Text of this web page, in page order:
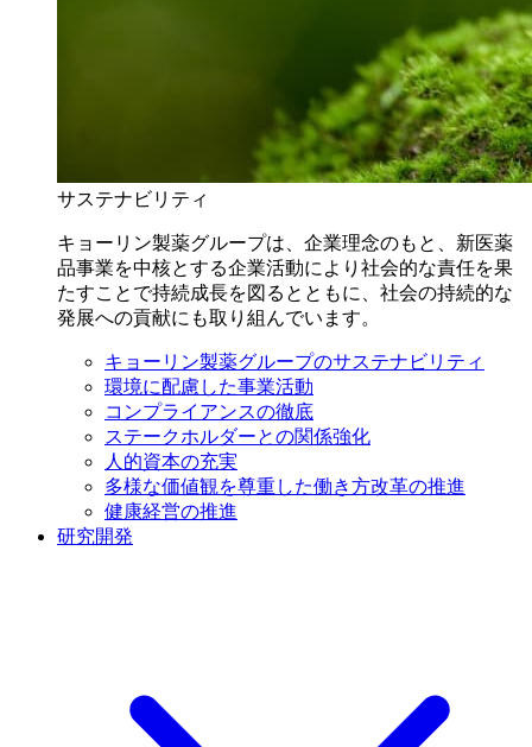
サステナビリティ
キョーリン製薬グループは、企業理念のもと、新医薬
品事業を中核とする企業活動により社会的な責任を果
たすことで持続成長を図るとともに、社会の持続的な
発展への貢献にも取り組んでいます。
キョーリン製薬グループのサステナビリティ
環境に配慮した事業活動
コンプライアンスの徹底
ステークホルダーとの関係強化
人的資本の充実
多様な価値観を尊重した働き方改革の推進
健康経営の推進
研究開発